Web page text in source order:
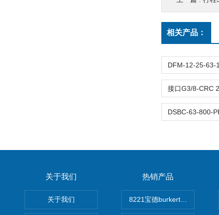
相关产品：
关于我们
关于我们
热销产品
8221宝德burkert电导率探头